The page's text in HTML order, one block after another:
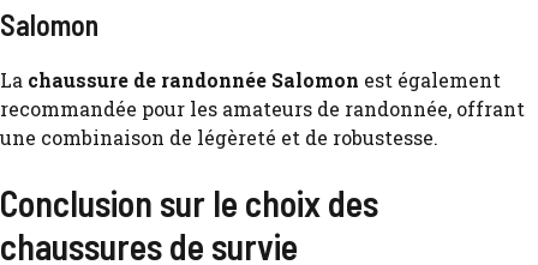
Salomon
La chaussure de randonnée Salomon est également
recommandée pour les amateurs de randonnée, offrant
une combinaison de légèreté et de robustesse.
Conclusion sur le choix des
chaussures de survie